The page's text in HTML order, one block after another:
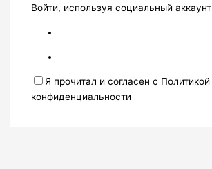
Войти, используя социальный аккаунт
Я прочитал и согласен с Политикой
конфиденциальности